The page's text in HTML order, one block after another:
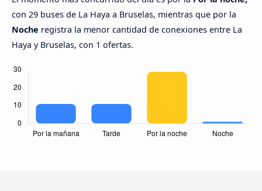
con 29 buses de La Haya a Bruselas, mientras que por la
Noche registra la menor cantidad de conexiones entre La
Haya y Bruselas, con 1 ofertas.